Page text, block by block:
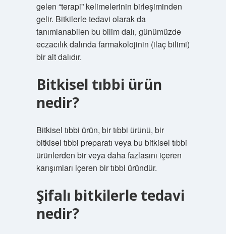
gelen “terapi” kelimelerinin birleşiminden
gelir. Bitkilerle tedavi olarak da
tanımlanabilen bu bilim dalı, günümüzde
eczacılık dalında farmakolojinin (ilaç bilimi)
bir alt dalıdır.
Bitkisel tıbbi ürün
nedir?
Bitkisel tıbbi ürün, bir tıbbi ürünü, bir
bitkisel tıbbi preparatı veya bu bitkisel tıbbi
ürünlerden bir veya daha fazlasını içeren
karışımları içeren bir tıbbi üründür.
Şifalı bitkilerle tedavi
nedir?